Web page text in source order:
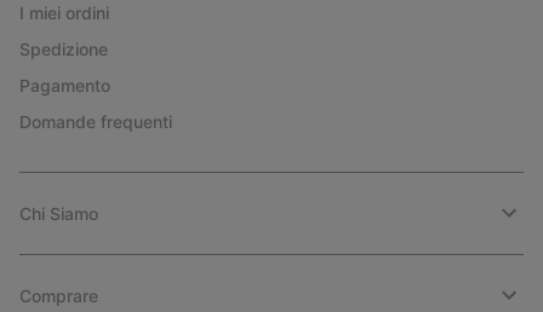
I miei ordini
Spedizione
Pagamento
Domande frequenti
Chi Siamo
Comprare